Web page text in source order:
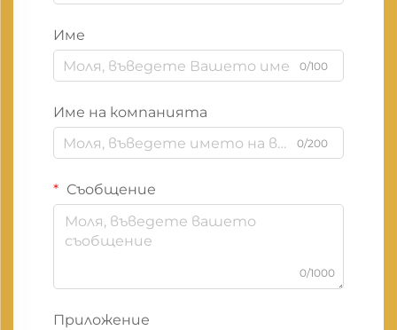
Име
0/100
Име на компанията
0/200
Съобщение
0/1000
Приложение